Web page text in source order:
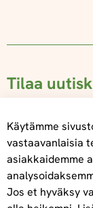
Tilaa
Käytämme
vastaavanlaisia
asiakkaidemme
Jos et hyväksy